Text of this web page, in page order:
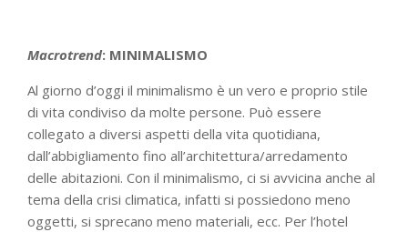
Macrotrend: MINIMALISMO
Al giorno d’oggi il minimalismo è un vero e proprio stile
di vita condiviso da molte persone. Può essere
collegato a diversi aspetti della vita quotidiana,
dall’abbigliamento fino all’architettura/arredamento
delle abitazioni. Con il minimalismo, ci si avvicina anche al
tema della crisi climatica, infatti si possiedono meno
oggetti, si sprecano meno materiali, ecc. Per l’hotel